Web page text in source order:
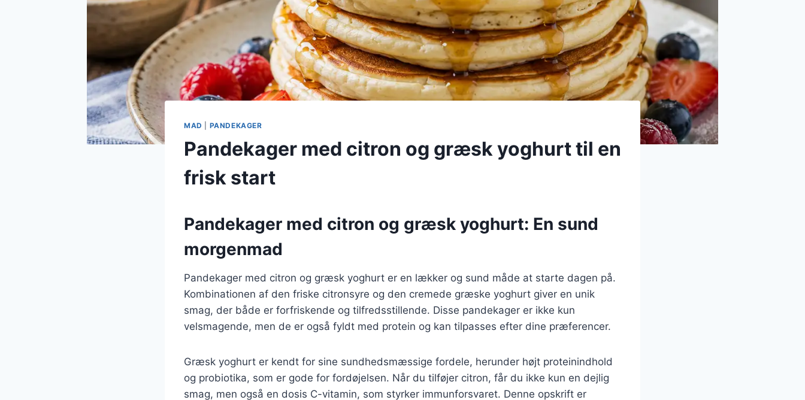
MAD PANDEKAGER
Pandekager med citron og græsk yoghurt til en
frisk start
Pandekager med citron og græsk yoghurt: En sund
morgenmad
Pandekager med citron og græsk yoghurt er en lækker og sund måde at starte dagen på.
Kombinationen af den friske citronsyre og den cremede græske yoghurt giver en unik
smag, der både er forfriskende og tilfredsstillende. Disse pandekager er ikke kun
velsmagende, men de er også fyldt med protein og kan tilpasses efter dine præferencer.
Græsk yoghurt er kendt for sine sundhedsmæssige fordele, herunder højt proteinindhold
og probiotika, som er gode for fordøjelsen. Når du tilføjer citron, får du ikke kun en dejlig
smag, men også en dosis C-vitamin, som styrker immunforsvaret. Denne opskrift er